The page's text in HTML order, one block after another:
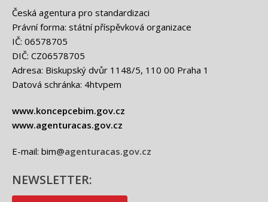
Česká agentura pro standardizaci
Právní forma: státní příspěvková organizace
IČ: 06578705
DIČ: CZ06578705
Adresa: Biskupský dvůr 1148/5, 110 00 Praha 1
Datová schránka: 4htvpem
www.koncepcebim.gov.cz
www.agenturacas.gov.cz
E-mail: bim@agenturacas.gov.cz
NEWSLETTER: